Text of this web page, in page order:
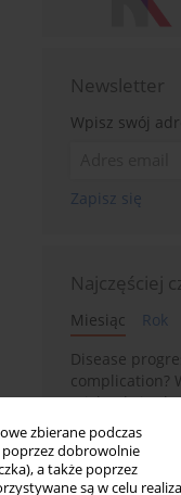
zbierane podczas
poprzez dobrowolnie
a także poprzez
są w celu
Newsletter
Wpisz swój
Zapisz się
Najczęściej
Miesiąc
Rok
Disease
complication?
misleads in
syndrome: A
Personality
in university